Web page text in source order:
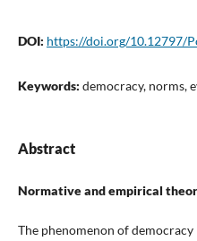
DOI: https://doi.org/10.12797/
Keywords: democracy, norms,
Abstract
Normative and empirical
The phenomenon of